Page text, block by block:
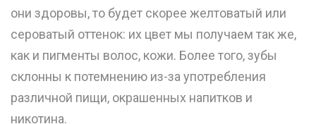
они здоровы, то будет скорее желтоватый или
сероватый оттенок: их цвет мы получаем так же,
как и пигменты волос, кожи. Более того, зубы
склонны к потемнению из-за употребления
различной пищи, окрашенных напитков и
никотина.